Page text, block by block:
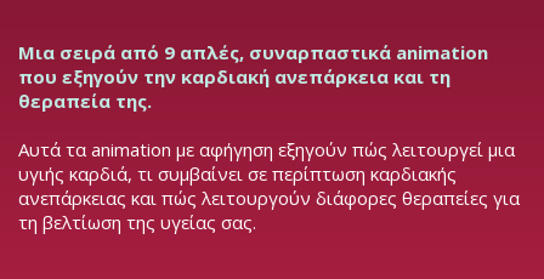
Μια σειρά από 9 απλές, συναρπαστικά animation
που εξηγούν την καρδιακή ανεπάρκεια και τη
θεραπεία της.
Αυτά τα animation με αφήγηση εξηγούν πώς λειτουργεί μια
υγιής καρδιά, τι συμβαίνει σε περίπτωση καρδιακής
ανεπάρκειας και πώς λειτουργούν διάφορες θεραπείες για
τη βελτίωση της υγείας σας.